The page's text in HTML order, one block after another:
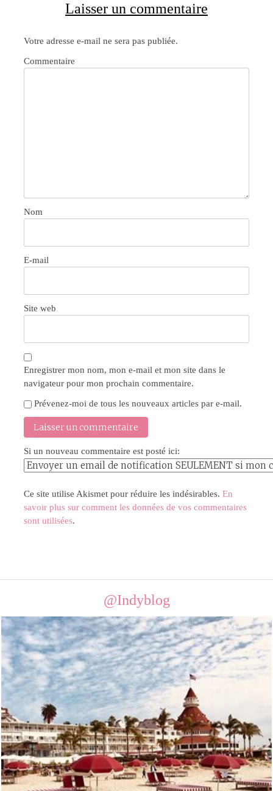
Laisser un commentaire
Votre adresse e-mail ne sera pas publiée.
Commentaire
Nom
E-mail
Site web
Enregistrer mon nom, mon e-mail et mon site dans le
navigateur pour mon prochain commentaire.
Prévenez-moi de tous les nouveaux articles par e-mail.
Si un nouveau commentaire est posté ici:
Ce site utilise Akismet pour réduire les indésirables. En
savoir plus sur comment les données de vos commentaires
sont utilisées.
@Indyblog